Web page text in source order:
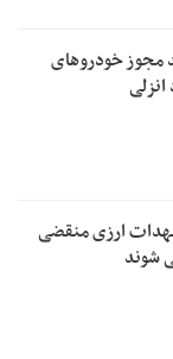
مجوز خودروهای
ارزی منقضی
شوند